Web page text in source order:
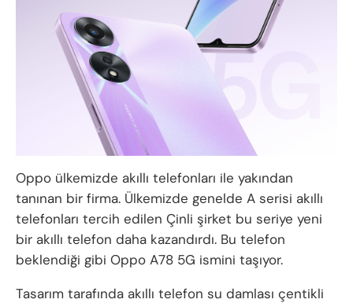
Oppo ülkemizde akıllı telefonları ile yakından
tanınan bir firma. Ülkemizde genelde A serisi akıllı
telefonları tercih edilen Çinli şirket bu seriye yeni
bir akıllı telefon daha kazandırdı. Bu telefon
beklendiği gibi Oppo A78 5G ismini taşıyor.
Tasarım tarafında akıllı telefon su damlası çentikli